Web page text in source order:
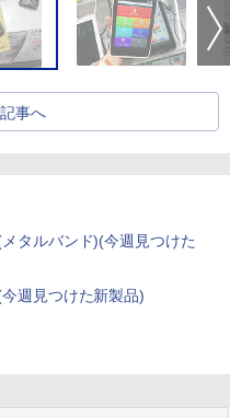
事へ
タルバンド)(今週見つけた
週見つけた新製品)